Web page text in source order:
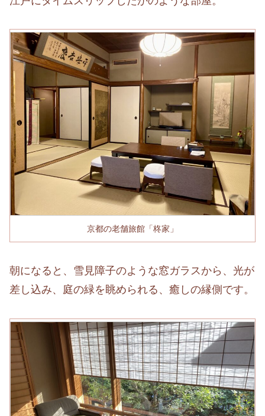
京都の老舗旅館「柊家」
朝になると、雪見障子のような窓ガラスから、光が
差し込み、庭の緑を眺められる、癒しの縁側です。